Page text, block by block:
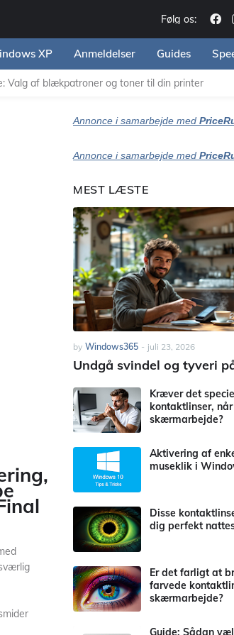
Følg os:
XP Anmeldelser Guides
Valg af blækpatroner og toner til din printer
Annonce i samarbejde med
Annonce i samarbejde med
MEST LÆSTE
by Windows365 - juli 23, 2026
Undgå svindel og tyveri
Kræver det
kontaktlinser,
skærmarbejde?
Aktivering af
museklik i
Disse
dig perfekt
Er det farligt at
farvede
skærmarbejde?
Guide: Sådan